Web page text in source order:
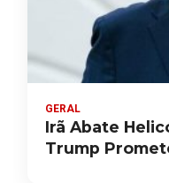
GERAL
Irã Abate
Trump